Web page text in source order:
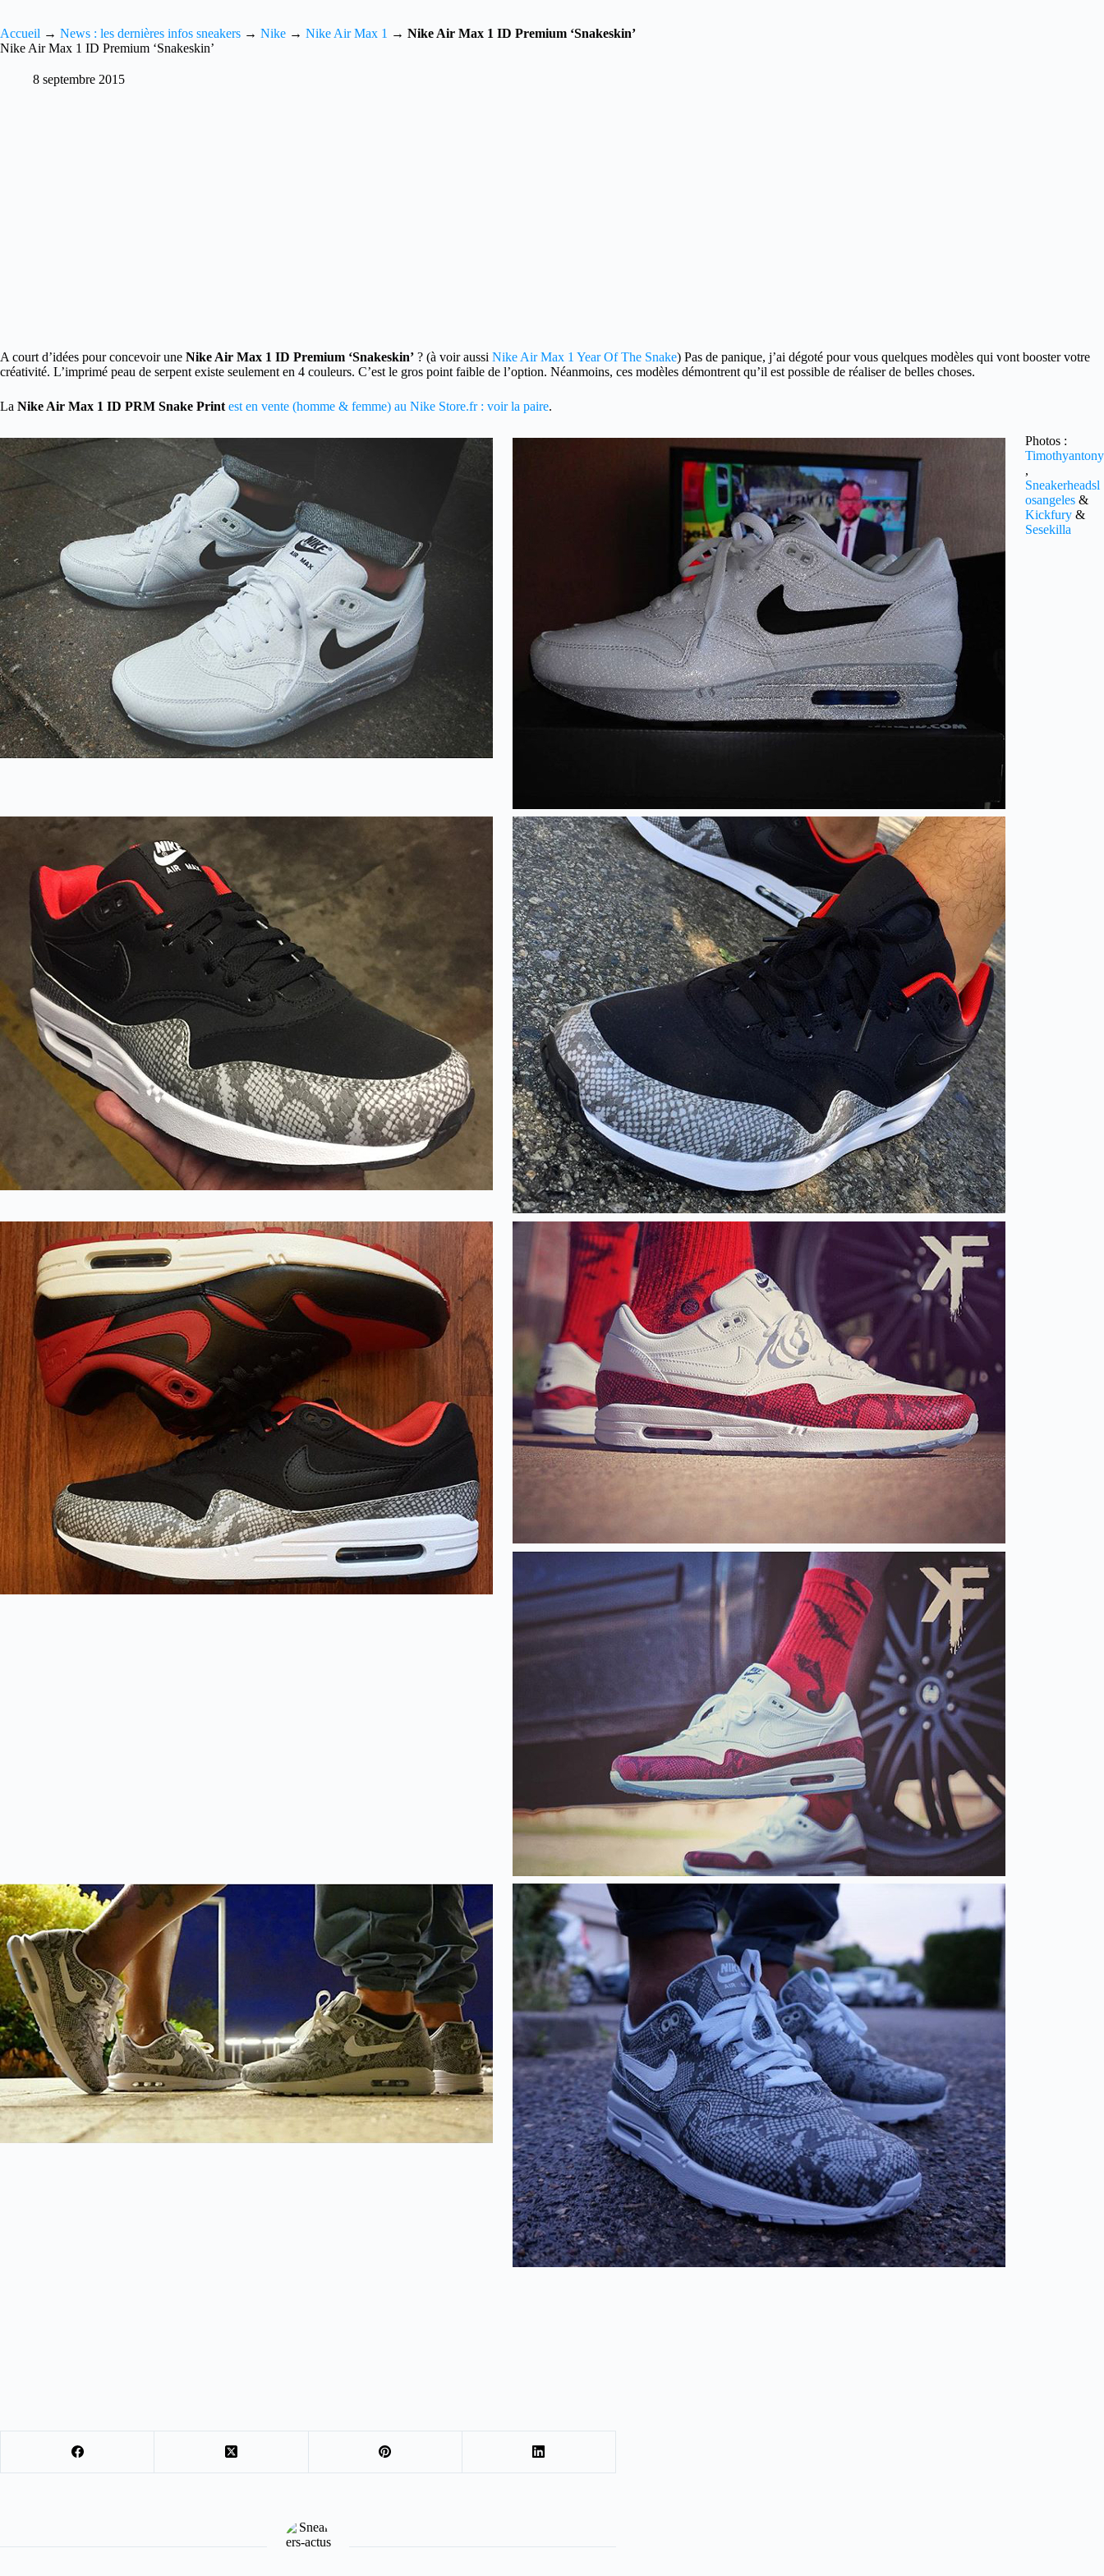
Accueil → News : les dernières infos sneakers → Nike → Nike Air Max 1 → Nike Air Max 1 ID Premium ‘Snakeskin’
Nike Air Max 1 ID Premium ‘Snakeskin’
8 septembre 2015
A court d’idées pour concevoir une Nike Air Max 1 ID Premium ‘Snakeskin’ ? (à voir aussi Nike Air Max 1 Year Of The Snake) Pas de panique, j’ai dégoté pour vous quelques modèles qui vont booster votre
créativité. L’imprimé peau de serpent existe seulement en 4 couleurs. C’est le gros point faible de l’option. Néanmoins, ces modèles démontrent qu’il est possible de réaliser de belles choses.
La Nike Air Max 1 ID PRM Snake Print est en vente (homme & femme) au Nike Store.fr : voir la paire.
Photos :
Timothyantony
,
Sneakerheadsl
osangeles &
Kickfury &
Sesekilla